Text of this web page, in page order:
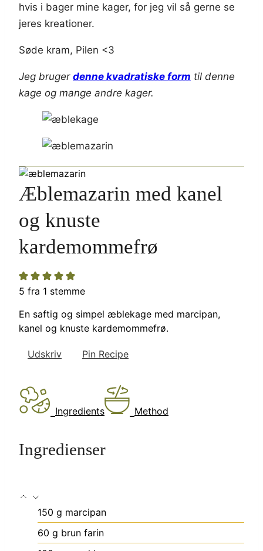
hvis i bager mine kager, for jeg vil så gerne se
jeres kreationer.
Søde kram, Pilen <3
Jeg bruger denne kvadratiske form til denne
kage og mange andre kager.
Æblemazarin med kanel
og knuste
kardemommefrø
5 fra 1 stemme
En saftig og simpel æblekage med marcipan,
kanel og knuste kardemommefrø.
Udskriv Pin Recipe
Ingredients Method
Ingredienser
150 g marcipan
60 g brun farin